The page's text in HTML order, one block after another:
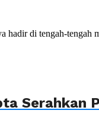
hadir di tengah-
Serahkan